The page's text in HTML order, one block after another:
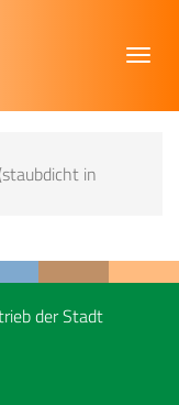
in
der Stadt